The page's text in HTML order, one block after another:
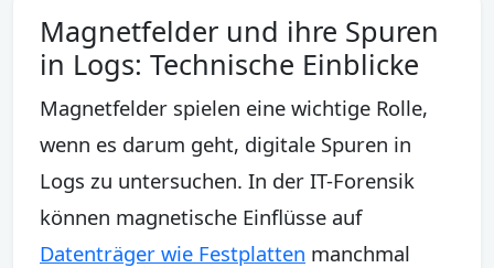
Magnetfelder und ihre Spuren
in Logs: Technische Einblicke
Magnetfelder spielen eine wichtige Rolle,
wenn es darum geht, digitale Spuren in
Logs zu untersuchen. In der IT-Forensik
können magnetische Einflüsse auf
Datenträger wie Festplatten manchmal